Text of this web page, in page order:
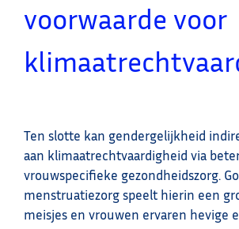
voorwaarde voor
Ten slotte kan gendergelijkheid
aan klimaatrechtvaardigheid via
vrouwspecifieke gezondheidszorg.
menstruatiezorg speelt hierin een
meisjes en vrouwen ervaren hevige